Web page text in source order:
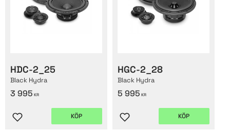
HDC-2_25
Black Hydra
3 995 KR
Lägg till i favoriter
KÖP
HGC-2_28
Black Hydra
5 995 KR
Lägg till i favoriter
KÖP